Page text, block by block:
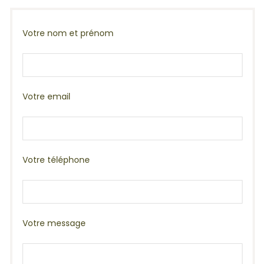
Votre nom et prénom
Votre email
Votre téléphone
Votre message